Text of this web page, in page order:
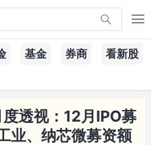
基金 券商
看新股
度透视：12月IPO募
业、纳芯微募资额